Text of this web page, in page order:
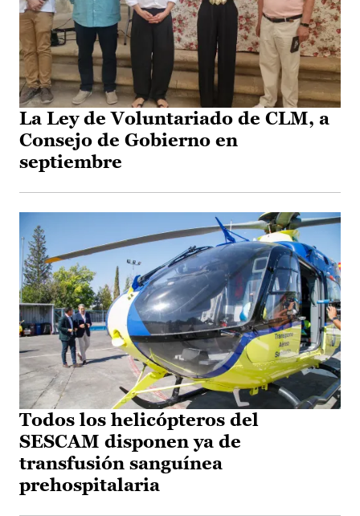
La Ley de Voluntariado de CLM, a
Consejo de Gobierno en
septiembre
Todos los helicópteros del
SESCAM disponen ya de
transfusión sanguínea
prehospitalaria